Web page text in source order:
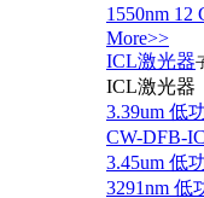
1550nm
More>>
ICL激光器
ICL激光器
3.39um 低
CW-DFB-
3.45um 低
3291nm 低